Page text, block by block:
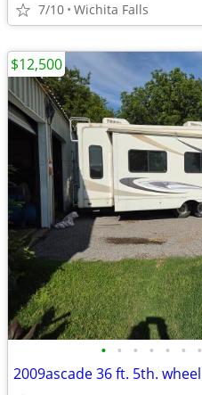
7/10 Wichita Falls
• • • • • • •
2009ascade 36 ft. 5th. wheel
$12,500